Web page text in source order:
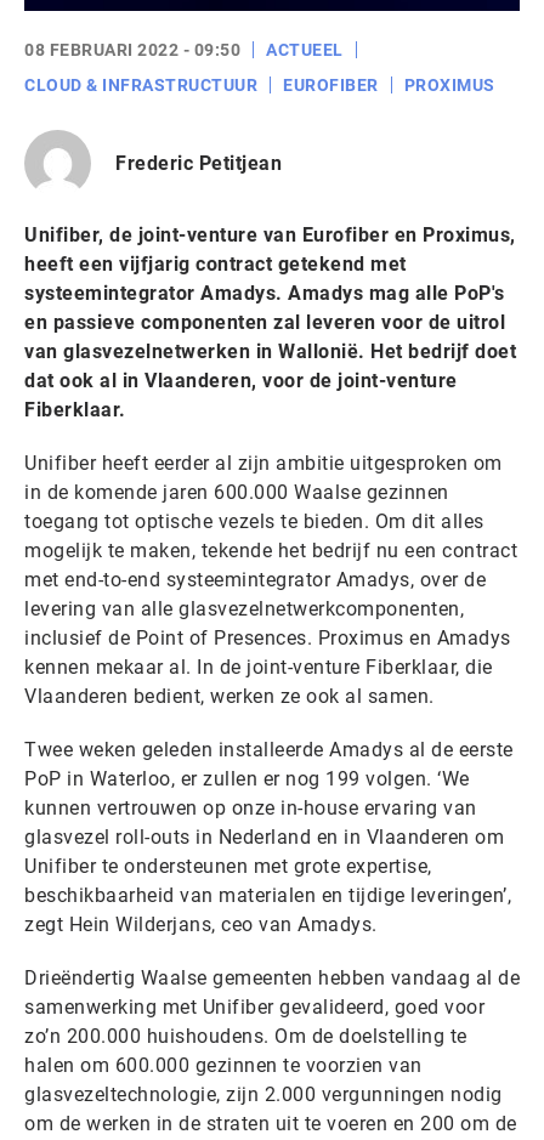
08 FEBRUARI 2022 - 09:50
ACTUEEL
CLOUD & INFRASTRUCTUUR
EUROFIBER PROXIMUS
Frederic Petitjean
Unifiber, de joint-venture van Eurofiber en Proximus,
heeft een vijfjarig contract getekend met
systeemintegrator Amadys. Amadys mag alle PoP's
en passieve componenten zal leveren voor de uitrol
van glasvezelnetwerken in Wallonië. Het bedrijf doet
dat ook al in Vlaanderen, voor de joint-venture
Fiberklaar.
Unifiber heeft eerder al zijn ambitie uitgesproken om
in de komende jaren 600.000 Waalse gezinnen
toegang tot optische vezels te bieden. Om dit alles
mogelijk te maken, tekende het bedrijf nu een contract
met end-to-end systeemintegrator Amadys, over de
levering van alle glasvezelnetwerkcomponenten,
inclusief de Point of Presences. Proximus en Amadys
kennen mekaar al. In de joint-venture Fiberklaar, die
Vlaanderen bedient, werken ze ook al samen.
Twee weken geleden installeerde Amadys al de eerste
PoP in Waterloo, er zullen er nog 199 volgen. ‘We
kunnen vertrouwen op onze in-house ervaring van
glasvezel roll-outs in Nederland en in Vlaanderen om
Unifiber te ondersteunen met grote expertise,
beschikbaarheid van materialen en tijdige leveringen’,
zegt Hein Wilderjans, ceo van Amadys.
Drieëndertig Waalse gemeenten hebben vandaag al de
samenwerking met Unifiber gevalideerd, goed voor
zo’n 200.000 huishoudens. Om de doelstelling te
halen om 600.000 gezinnen te voorzien van
glasvezeltechnologie, zijn 2.000 vergunningen nodig
om de werken in de straten uit te voeren en 200 om de